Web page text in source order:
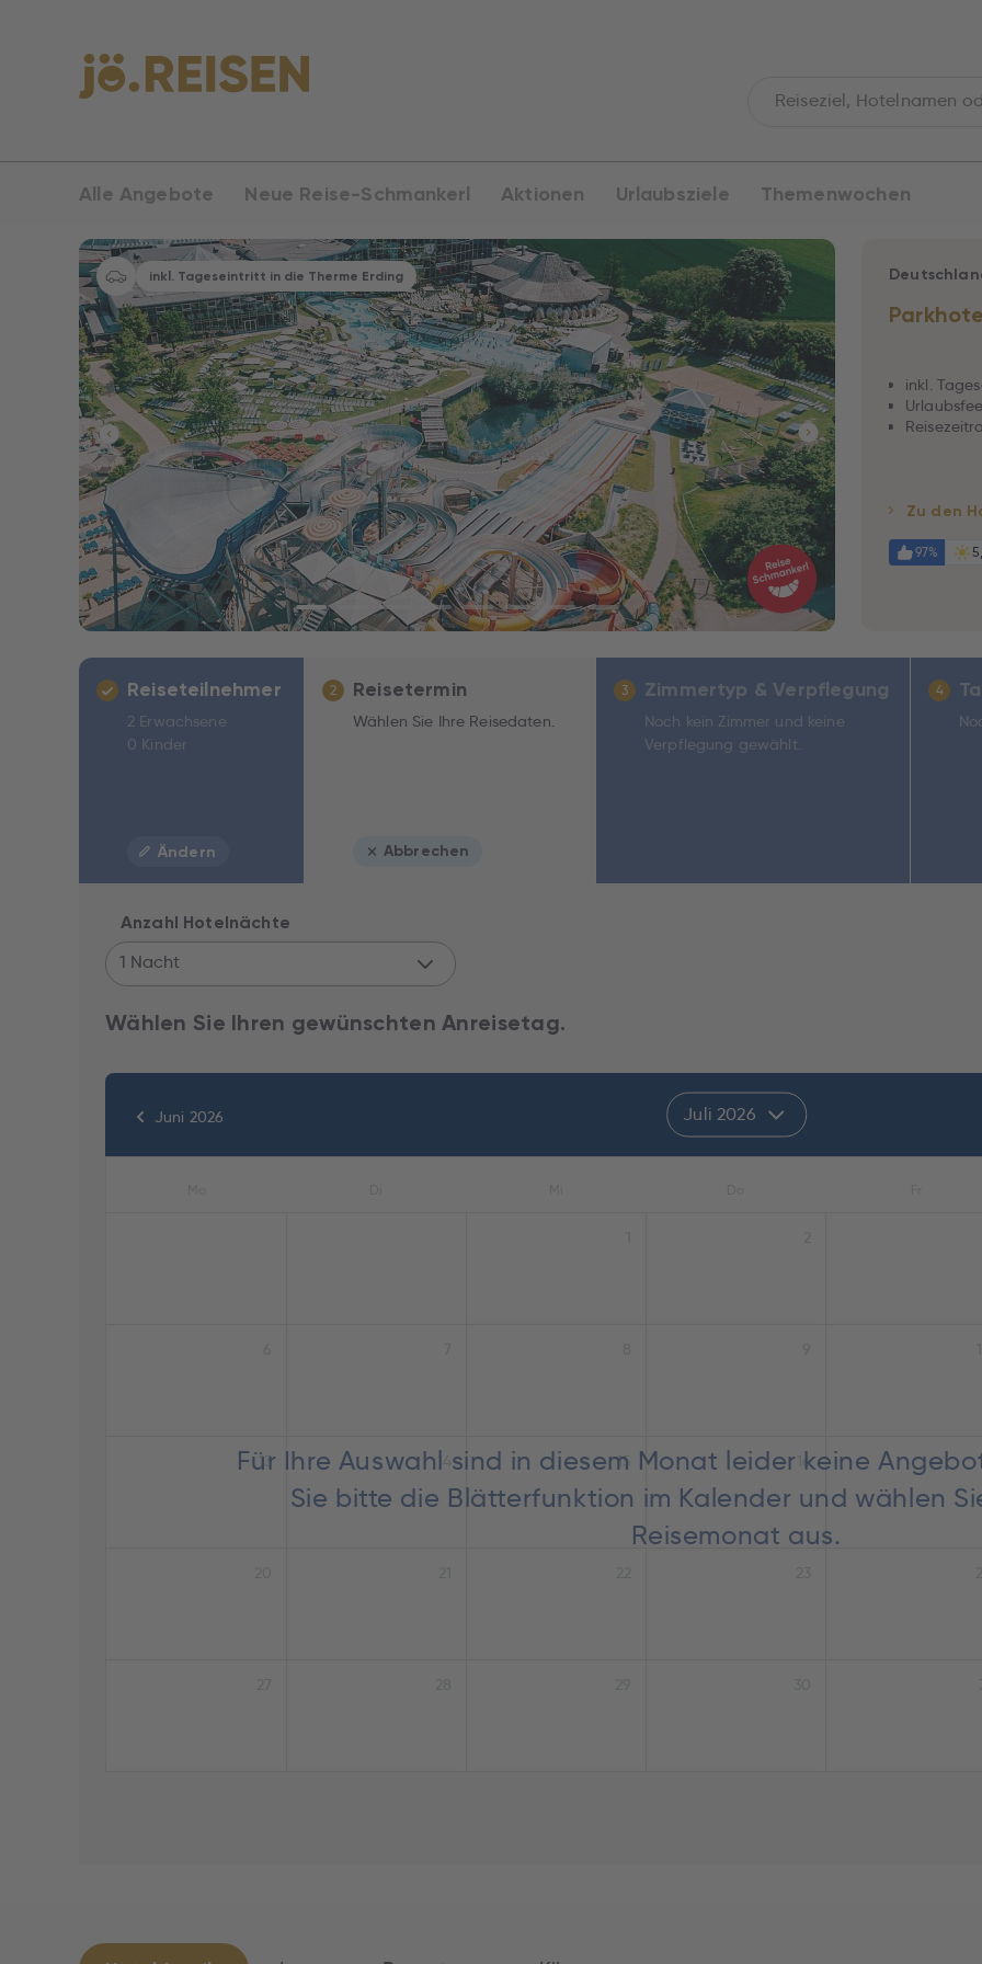
Alle Angebote Neue Reise-Schmankerl Aktionen Urlaubsziele Themenwochen
inkl. Tageseintritt in die Therme Erding
inkl.
Zu den
97%
Reiseteilnehmer
2 Erwachsene
0 Kinder
Ändern
2 Reisetermin
Wählen Sie Ihre Reisedaten.
Abbrechen
Anzahl Hotelnächte
1 Nacht
Wählen Sie Ihren gewünschten Anreisetag.
Juni 2026 Juli 2026
Für Ihre Auswahl sind in diesem Monat leider keine
Sie bitte die Blätterfunktion im Kalender und wählen
Reisemonat aus.
13 15 16
3 Zimmertyp & Verpflegung
Noch kein Zimmer und keine
Verpflegung gewählt.
4